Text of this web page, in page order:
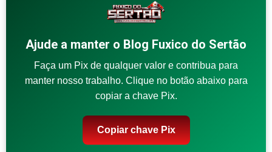
Ajude a manter o Blog Fuxico do Sertão
Faça um Pix de qualquer valor e contribua para
manter nosso trabalho. Clique no botão abaixo para
copiar a chave Pix.
Copiar chave Pix